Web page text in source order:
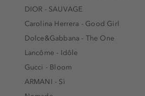
DIOR - SAUVAGE
Carolina Herrera - Good Girl
Dolce&Gabbana - The One
Lancôme - Idôle
Gucci - Bloom
ARMANI - Sì